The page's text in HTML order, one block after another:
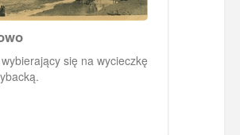
się na wycieczkę